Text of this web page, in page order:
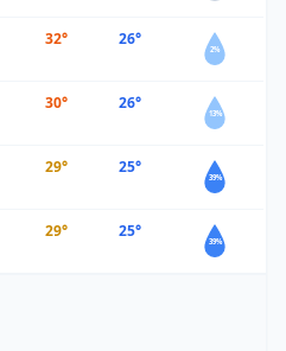
32° 26°
2%
30° 26°
13%
29° 25°
39%
29° 25°
39%